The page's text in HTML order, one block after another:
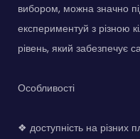
вибором, можна значно
експериментуй з різною
рівень, який забезпечує
Особливості
❖ доступність на різних